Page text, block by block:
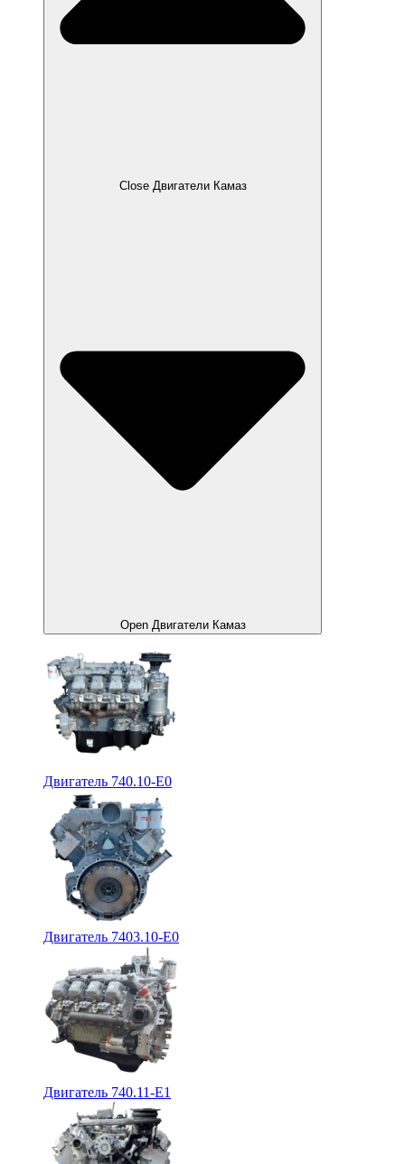
Close Двигатели Камаз
Open Двигатели Камаз
Двигатель 740.10-E0
Двигатель 7403.10-E0
Двигатель 740.11-E1